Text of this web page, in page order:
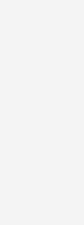
SHK-
stellvertretender
die Entwicklung.
Die auffälligen
Antwort:
Die
Rundum-Service-
und
wichtige
Themen und
so konzipiert, dass